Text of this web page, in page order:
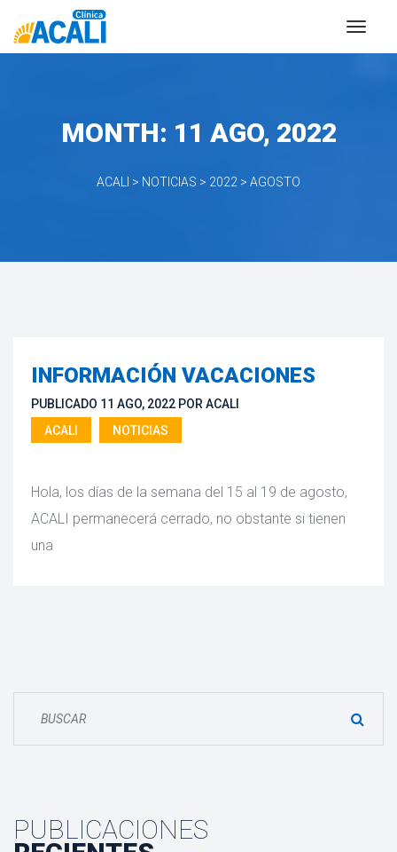
MONTH: 11 AGO, 2022
ACALI > NOTICIAS > 2022 > AGOSTO
INFORMACIÓN VACACIONES
PUBLICADO 11 AGO, 2022 POR ACALI
ACALI
NOTICIAS
Hola, los días de la semana del 15 al 19 de agosto,
ACALI permanecerá cerrado, no obstante si tienen
una
PUBLICACIONES